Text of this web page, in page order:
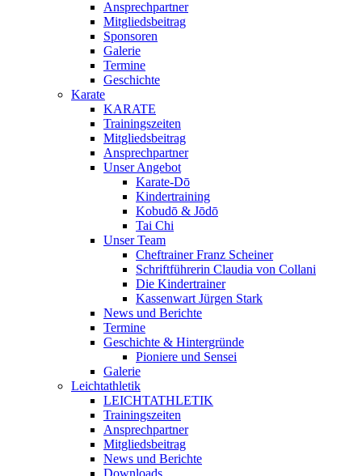
Ansprechpartner
Mitgliedsbeitrag
Sponsoren
Galerie
Termine
Geschichte
Karate
KARATE
Trainingszeiten
Mitgliedsbeitrag
Ansprechpartner
Unser Angebot
Karate-Dō
Kindertraining
Kobudō & Jōdō
Tai Chi
Unser Team
Cheftrainer Franz Scheiner
Schriftführerin Claudia von Collani
Die Kindertrainer
Kassenwart Jürgen Stark
News und Berichte
Termine
Geschichte & Hintergründe
Pioniere und Sensei
Galerie
Leichtathletik
LEICHTATHLETIK
Trainingszeiten
Ansprechpartner
Mitgliedsbeitrag
News und Berichte
Downloads